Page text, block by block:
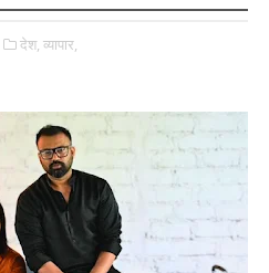
देश, व्यापार,